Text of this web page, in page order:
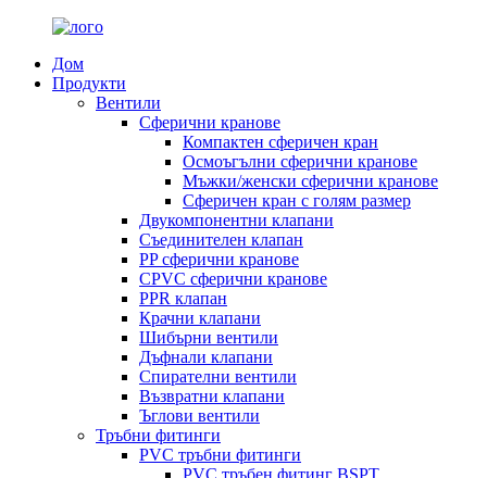
Дом
Продукти
Вентили
Сферични кранове
Компактен сферичен кран
Осмоъгълни сферични кранове
Мъжки/женски сферични кранове
Сферичен кран с голям размер
Двукомпонентни клапани
Съединителен клапан
PP сферични кранове
CPVC сферични кранове
PPR клапан
Крачни клапани
Шибърни вентили
Дъфнали клапани
Спирателни вентили
Възвратни клапани
Ъглови вентили
Тръбни фитинги
PVC тръбни фитинги
PVC тръбен фитинг BSPT